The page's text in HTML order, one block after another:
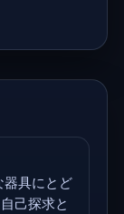
器具にとど
己探求と